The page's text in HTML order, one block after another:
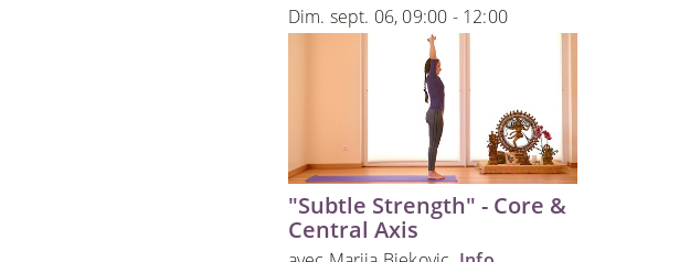
Dim. sept. 06, 09:00 - 12:00
"Subtle Strength" - Core &
Central Axis